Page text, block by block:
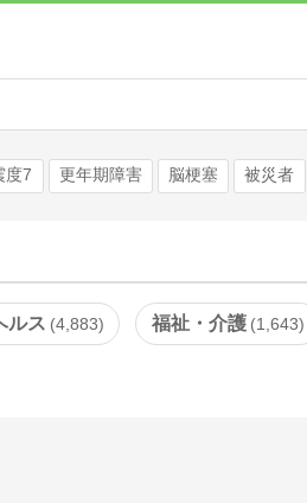
度7 更年期障害 脳梗塞 被災者
ルス 4,883 福祉・介護 1,643